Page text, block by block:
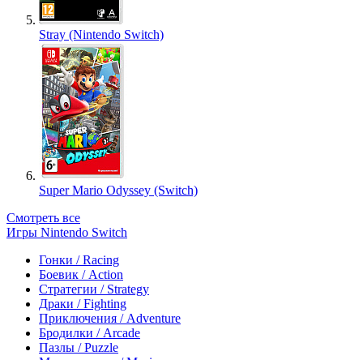
Stray (Nintendo Switch)
Super Mario Odyssey (Switch)
Смотреть все
Игры Nintendo Switch
Гонки / Racing
Боевик / Action
Стратегии / Strategy
Драки / Fighting
Приключения / Adventure
Бродилки / Arcade
Пазлы / Puzzle